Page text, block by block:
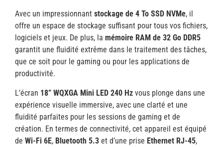
Avec un impressionnant stockage de 4 To SSD NVMe, il
offre un espace de stockage suffisant pour tous vos fichiers,
logiciels et jeux. De plus, la mémoire RAM de 32 Go DDR5
garantit une fluidité extrême dans le traitement des tâches,
que ce soit pour le gaming ou pour les applications de
productivité.
L’écran 18” WQXGA Mini LED 240 Hz vous plonge dans une
expérience visuelle immersive, avec une clarté et une
fluidité parfaites pour les sessions de gaming et de
création. En termes de connectivité, cet appareil est équipé
de Wi-Fi 6E, Bluetooth 5.3 et d’une prise Ethernet RJ-45,